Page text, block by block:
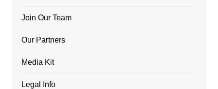
Join Our Team
Our Partners
Media Kit
Legal Info